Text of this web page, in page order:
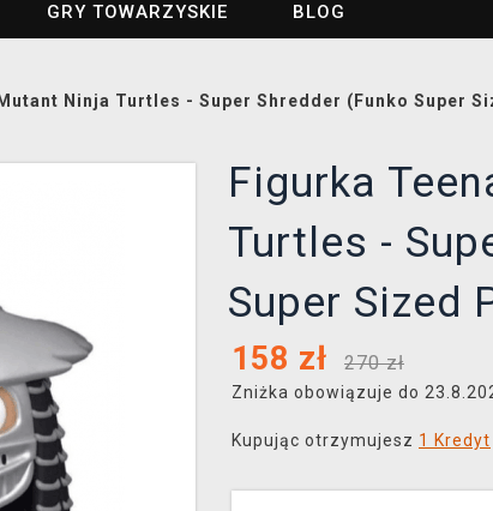
GRY TOWARZYSKIE BLOG
Ninja Turtles - Super Shredder (Funko Super
Figurka
Turtles -
Super Sized
158 zł 270 zł
Zniżka obowiązuje do
Kupując otrzymujesz 1 Kredyt